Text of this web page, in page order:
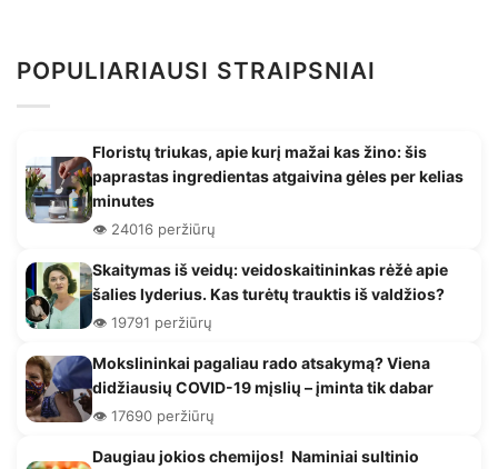
POPULIARIAUSI STRAIPSNIAI
Floristų triukas, apie kurį mažai kas žino: šis
paprastas ingredientas atgaivina gėles per kelias
minutes
👁️ 24016 peržiūrų
Skaitymas iš veidų: veidoskaitininkas rėžė apie
šalies lyderius. Kas turėtų trauktis iš valdžios?
👁️ 19791 peržiūrų
Mokslininkai pagaliau rado atsakymą? Viena
didžiausių COVID-19 mįslių – įminta tik dabar
👁️ 17690 peržiūrų
Daugiau jokios chemijos! Naminiai sultinio